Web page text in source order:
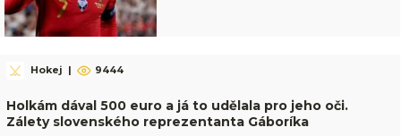
Hokej | 9444
Holkám dával 500 euro a já to udělala pro jeho oči.
Zálety slovenského reprezentanta Gáboríka